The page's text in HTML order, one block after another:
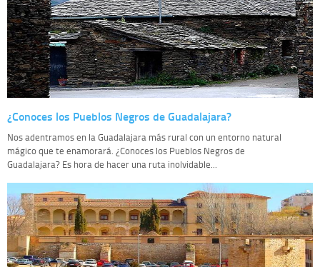
¿Conoces los Pueblos Negros de Guadalajara?
Nos adentramos en la Guadalajara más rural con un entorno natural
mágico que te enamorará. ¿Conoces los Pueblos Negros de
Guadalajara? Es hora de hacer una ruta inolvidable...